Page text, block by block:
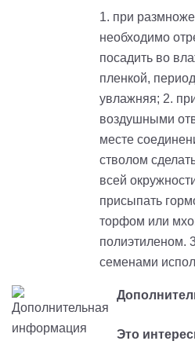
1. при
необходимо
посадить во
пленкой,
увлажняя; 2.
воздушными
месте
стволом
всей
присыпать
торфом или
полиэтиленом.
семенами
Это